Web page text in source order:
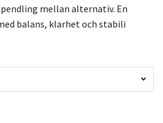
mellan alternativ. En
balans, klarhet och stabili